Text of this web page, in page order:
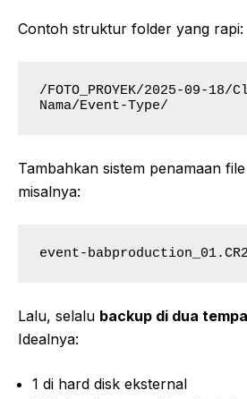
Contoh struktur folder yang rapi:
/FOTO_PROYEK/2025-09-18/
Tambahkan sistem penamaan
misalnya:
Lalu, selalu backup di dua
Idealnya:
1 di hard disk eksternal